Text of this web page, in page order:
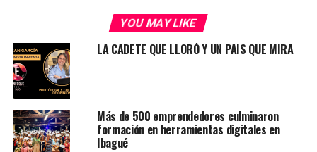
YOU MAY LIKE
LA CADETE QUE LLORÓ Y UN PAIS QUE MIRA
Más de 500 emprendedores culminaron
formación en herramientas digitales en
Ibagué